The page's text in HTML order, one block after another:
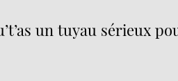
un tuyau sérieux